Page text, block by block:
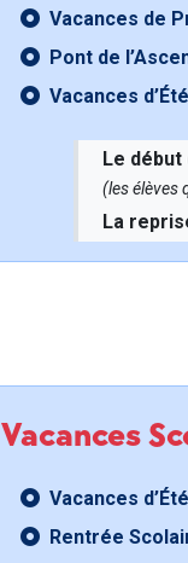
Vacances de
Pont de
Vacances
Le
(les élèves
La
Vacances
Vacances
Rentrée